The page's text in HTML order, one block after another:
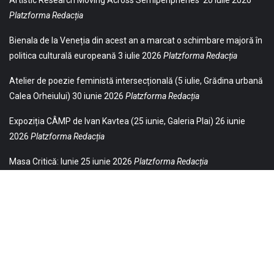
Platzforma Redacția
Bienala de la Veneția din acest an a marcat o schimbare majoră în
politica culturală europeană 3 iulie 2026 Platzforma Redacția
Atelier de poezie feministă intersecțională (5 iulie, Grădina urbană
Calea Orheiului) 30 iunie 2026 Platzforma Redacția
Expoziția CÂMP de Ivan Kavtea (25 iunie, Galeria Plai) 26 iunie
2026 Platzforma Redacția
Masa Critică: Iunie 25 iunie 2026 Platzforma Redacția